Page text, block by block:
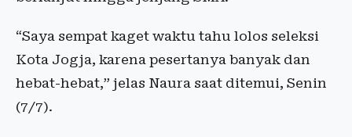
“Saya sempat kaget waktu tahu lolos seleksi
Kota Jogja, karena pesertanya banyak dan
hebat-hebat,” jelas Naura saat ditemui, Senin
(7/7).